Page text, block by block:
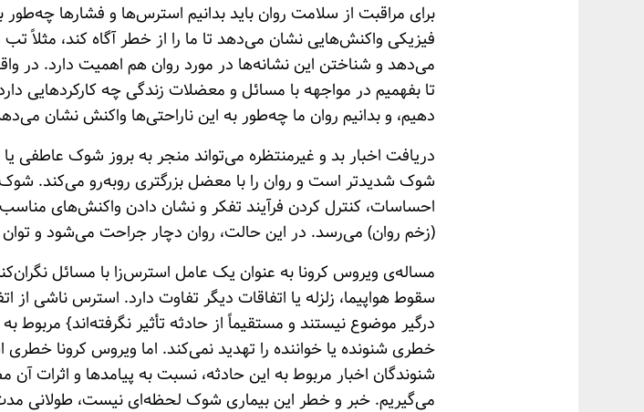
برای مراقبت از سلامت روان باید بدانیم استرس‌ها و فشارها چه‌طور
فیزیکی واکنش‌هایی نشان می‌دهد تا ما را از خطر آگاه کند، مثلاً
می‌دهد و شناختن این نشانه‌ها در مورد روان هم اهمیت دارد. در
تا بفهمیم در مواجهه با مسائل و معضلات زندگی چه کارکردهایی
دهیم، و بدانیم روان ما چه‌طور به این ناراحتی‌ها واکنش نشان
دریافت اخبار بد و غیرمنتظره می‌تواند منجر به بروز شوک عاطفی
شوک شدیدتر است و روان را با معضل بزرگتری روبه‌رو می‌کند.
احساسات، کنترل کردن فرآیند تفکر و نشان دادن واکنش‌های
(زخم روان) می‌رسد. در این حالت، روان دچار جراحت می‌شود و توان
مساله‌ی ویروس کرونا به عنوان یک عامل استرس‌زا با مسائل
سقوط هواپیما، زلزله یا اتفاقات دیگر تفاوت دارد. استرس ناشی از
درگیر موضوع نیستند و مستقیماً از حادثه تأثیر نگرفته‌اند}
خطری شنونده یا خواننده را تهدید نمی‌کند. اما ویروس کرونا خطری
شنوندگان اخبار مربوط به این حادثه، نسبت به پیامدها و اثرات
می‌گیریم. خبر و خطر این بیماری شوک لحظه‌ای نیست، طولانی